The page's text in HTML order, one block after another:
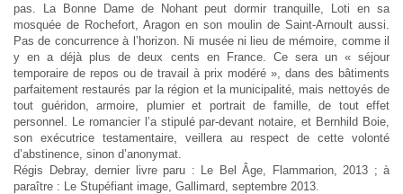
pas. La Bonne Dame de Nohant peut dormir tranquille, Loti en sa
mosquée de Rochefort, Aragon en son moulin de Saint-Arnoult aussi.
Pas de concurrence à l’horizon. Ni musée ni lieu de mémoire, comme il
y en a déjà plus de deux cents en France. Ce sera un « séjour
temporaire de repos ou de travail à prix modéré », dans des bâtiments
parfaitement restaurés par la région et la municipalité, mais nettoyés de
tout guéridon, armoire, plumier et portrait de famille, de tout effet
personnel. Le romancier l’a stipulé par-devant notaire, et Bernhild Boie,
son exécutrice testamentaire, veillera au respect de cette volonté
d’abstinence, sinon d’anonymat.
Régis Debray, dernier livre paru : Le Bel Âge, Flammarion, 2013 ; à
paraître : Le Stupéfiant image, Gallimard, septembre 2013.